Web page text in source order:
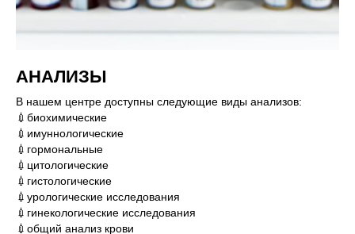
АНАЛИЗЫ
В нашем центре доступны следующие виды анализов:
💉биохимические
💉имуннологические
💉гормональные
💉цитологические
💉гистологические
💉урологические исследования
💉гинекологические исследования
💉общий анализ крови